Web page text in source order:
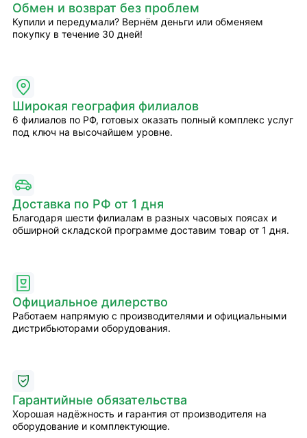
Обмен и возврат без проблем
Купили и передумали? Вернём деньги или обменяем
покупку в течение 30 дней!
Широкая география филиалов
6 филиалов по РФ, готовых оказать полный комплекс услуг
под ключ на высочайшем уровне.
Доставка по РФ от 1 дня
Благодаря шести филиалам в разных часовых поясах и
обширной складской программе доставим товар от 1 дня.
Официальное дилерство
Работаем напрямую с производителями и официальными
дистрибьюторами оборудования.
Гарантийные обязательства
Хорошая надёжность и гарантия от производителя на
оборудование и комплектующие.